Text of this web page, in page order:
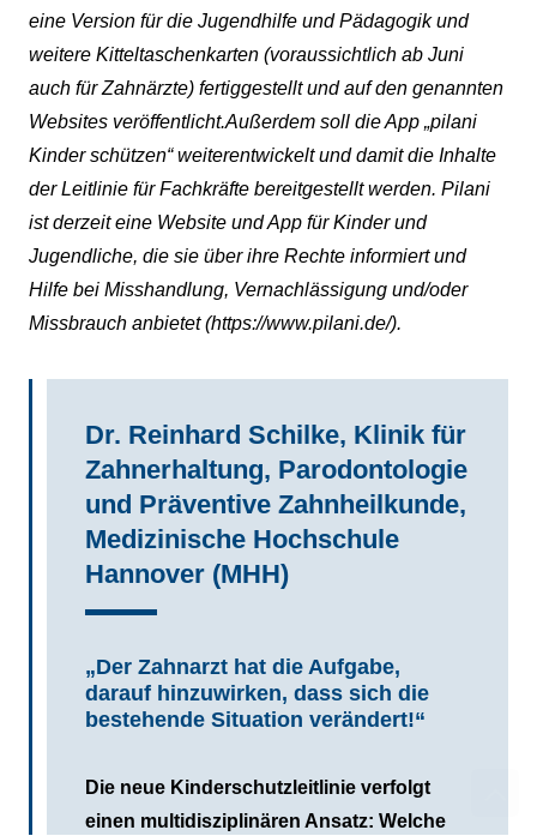
eine Version für die Jugendhilfe und Pädagogik und
weitere Kitteltaschenkarten (voraussichtlich ab Juni
auch für Zahnärzte) fertiggestellt und auf den genannten
Websites veröffentlicht.Außerdem soll die App „pilani
Kinder schützen“ weiterentwickelt und damit die Inhalte
der Leitlinie für Fachkräfte bereitgestellt werden. Pilani
ist derzeit eine Website und App für Kinder und
Jugendliche, die sie über ihre Rechte informiert und
Hilfe bei Misshandlung, Vernachlässigung und/oder
Missbrauch anbietet (https://www.pilani.de/).
Dr. Reinhard Schilke, Klinik für
Zahnerhaltung, Parodontologie
und Präventive Zahnheilkunde,
Medizinische Hochschule
Hannover (MHH)
„Der Zahnarzt hat die Aufgabe,
darauf hinzuwirken, dass sich die
bestehende Situation verändert!“
Die neue Kinderschutzleitlinie verfolgt
einen multidisziplinären Ansatz: Welche